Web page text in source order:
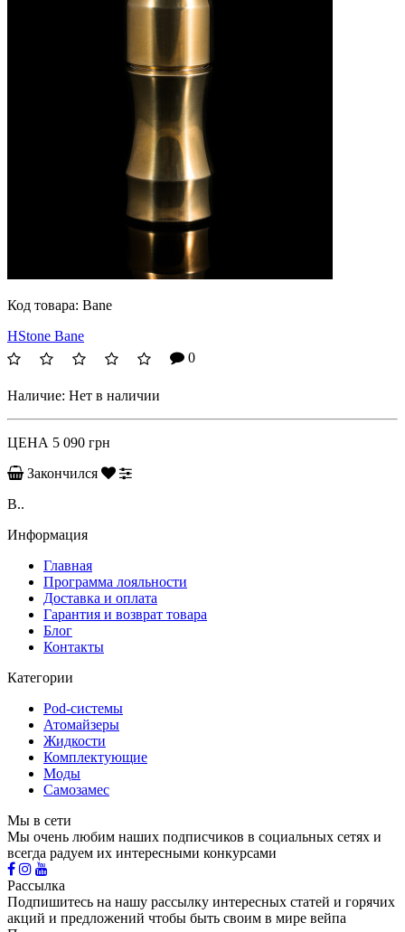
Код товара: Bane
HStone Bane
0
Наличие: Нет в наличии
ЦЕНА 5 090 грн
Закончился
B..
Информация
Главная
Программа лояльности
Доставка и оплата
Гарантия и возврат товара
Блог
Контакты
Категории
Pod-системы
Атомайзеры
Жидкости
Комплектующие
Моды
Самозамес
Мы в сети
Мы очень любим наших подписчиков в социальных сетях и
всегда радуем их интересными конкурсами
Рассылка
Подпишитесь на нашу рассылку интересных статей и горячих
акций и предложений чтобы быть своим в мире вейпа